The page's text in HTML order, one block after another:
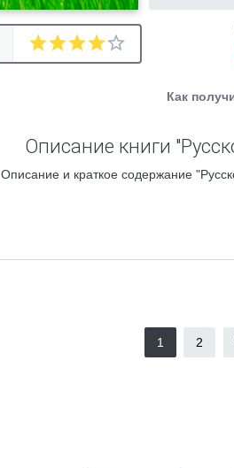
Как
Описание книги
Описание и краткое содержание
1 2